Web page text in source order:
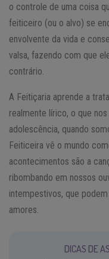
o controle de uma coisa
feiticeiro (ou o alvo) se
envolvente da vida e
valsa, fazendo com que
contrário.
A Feitiçaria aprende a
realmente lírico, o que
adolescência, quando
Feiticeira vê o mundo
acontecimentos são a
ribombando em nossos
intempestivos, que
amores.
DICAS DE